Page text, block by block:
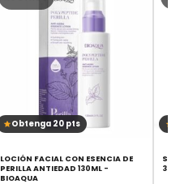
Obtenga 20 pts
LOCIÓN FACIAL CON ESENCIA DE
PERILLA ANTIEDAD 130ML -
BIOAQUA